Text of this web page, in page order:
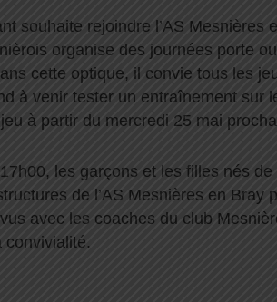
souhaite rejoindre l’AS Mesnières
organise des journées porte
cette optique, il convie tous les
à venir tester un entraînement sur
à partir du mercredi 25 mai
les garçons et les filles nés
de l’AS Mesnières en Bray
avec les coaches du club
convivialité.